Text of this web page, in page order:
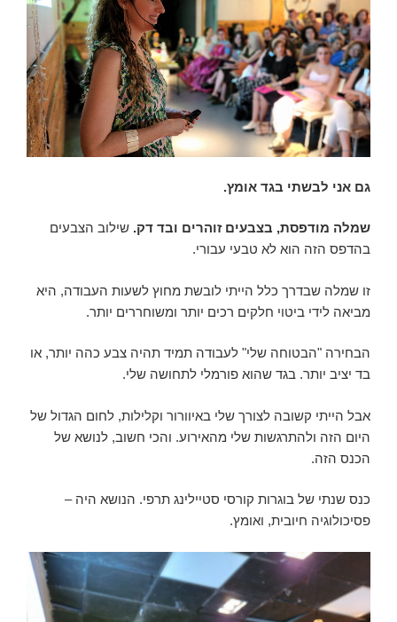
גם אני לבשתי בגד אומץ.
שמלה מודפסת, בצבעים זוהרים ובד דק. שילוב הצבעים
בהדפס הזה הוא לא טבעי עבורי.
זו שמלה שבדרך כלל הייתי לובשת מחוץ לשעות העבודה, היא
מביאה לידי ביטוי חלקים רכים יותר ומשוחררים יותר.
הבחירה "הבטוחה שלי" לעבודה תמיד תהיה צבע כהה יותר, או
בד יציב יותר. בגד שהוא פורמלי לתחושה שלי.
אבל הייתי קשובה לצורך שלי באיוורור וקלילות, לחום הגדול של
היום הזה ולהתרגשות שלי מהאירוע. והכי חשוב, לנושא של
הכנס הזה.
כנס שנתי של בוגרות קורסי סטיילינג תרפי. הנושא היה –
פסיכולוגיה חיובית, ואומץ.